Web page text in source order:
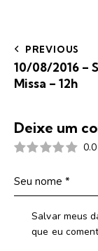
PREVIOUS
10/08/2016 –
Missa – 12h
Deixe um
0.0
Salvar meus
que eu